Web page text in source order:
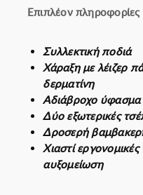
Επιπλέον πληροφορίες
Συλλεκτική ποδιά
Χάραξη με λέιζερ
δερματίνη
Αδιάβροχο
Δύο εξωτερικές
Δροσερή
Χιαστί
αυξομείωση